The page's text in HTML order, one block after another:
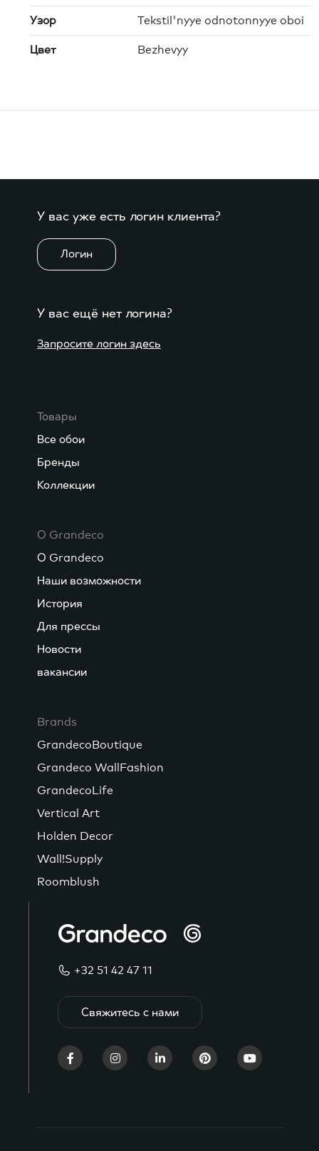
Узор Tekstil'nyye odnotonnyye oboi
Цвет Bezhevyy
У вас уже есть логин клиента?
Логин
У вас ещё нет логина?
Запросите логин здесь
Товары
Все обои
Бренды
Коллекции
О Grandeco
О Grandeco
Наши возможности
История
Для прессы
Новости
вакансии
Brands
GrandecoBoutique
Grandeco WallFashion
GrandecoLife
Vertical Art
Holden Decor
Wall!Supply
Roomblush
+32 51 42 47 11
Свяжитесь с нами